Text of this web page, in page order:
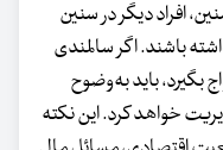
افراد دیگر در سنین
باشند. اگر سالمندی
بگیرد، باید به‌وضوح
خواهد کرد. این نکته